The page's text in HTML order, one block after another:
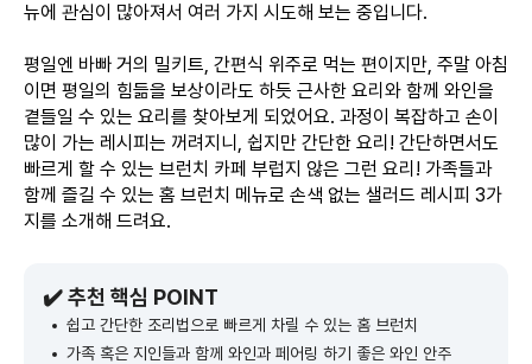
뉴에 관심이 많아져서 여러 가지 시도해 보는 중입니다.
평일엔 바빠 거의 밀키트, 간편식 위주로 먹는 편이지만, 주말 아침
이면 평일의 힘듦을 보상이라도 하듯 근사한 요리와 함께 와인을
곁들일 수 있는 요리를 찾아보게 되었어요. 과정이 복잡하고 손이
많이 가는 레시피는 꺼려지니, 쉽지만 간단한 요리! 간단하면서도
빠르게 할 수 있는 브런치 카페 부럽지 않은 그런 요리! 가족들과
함께 즐길 수 있는 홈 브런치 메뉴로 손색 없는 샐러드 레시피 3가
지를 소개해 드려요.
✔️ 추천 핵심 POINT
쉽고 간단한 조리법으로 빠르게 차릴 수 있는 홈 브런치
가족 혹은 지인들과 함께 와인과 페어링 하기 좋은 와인 안주